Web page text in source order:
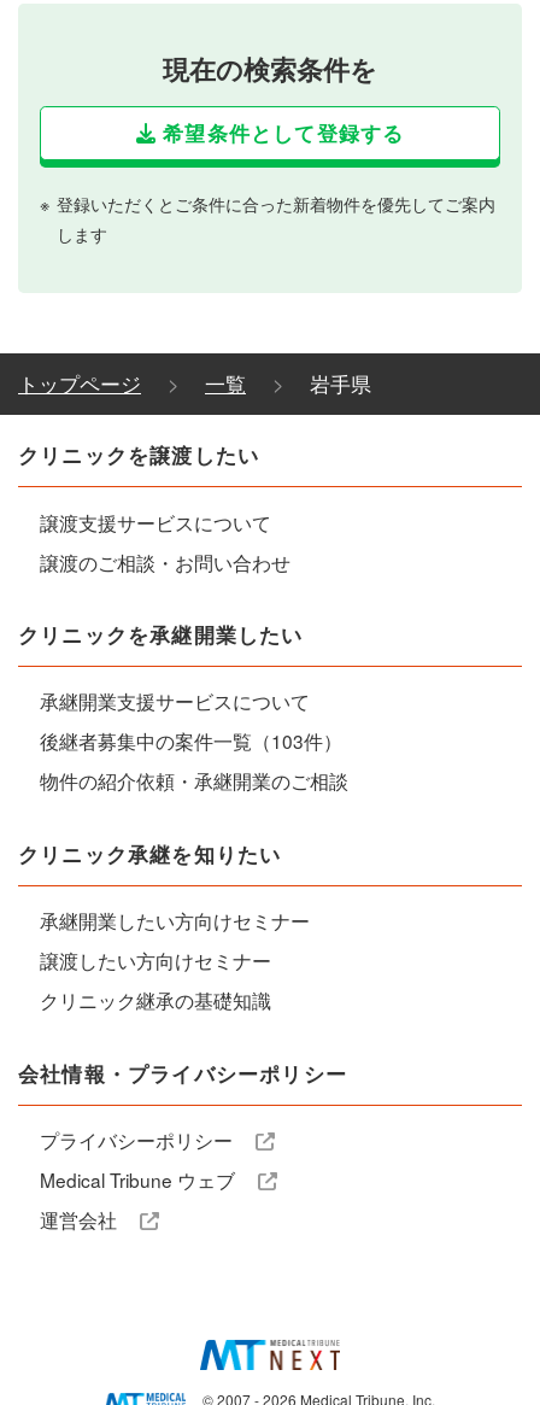
現在の検索条件を
希望条件として登録する
登録いただくとご条件に合った新着物件を優先してご案内
します
トップページ 一覧 岩手県
クリニックを譲渡したい
譲渡支援サービスについて
譲渡のご相談・お問い合わせ
クリニックを承継開業したい
承継開業支援サービスについて
後継者募集中の案件一覧（103件）
物件の紹介依頼・承継開業のご相談
クリニック承継を知りたい
承継開業したい方向けセミナー
譲渡したい方向けセミナー
クリニック継承の基礎知識
会社情報・プライバシーポリシー
プライバシーポリシー
Medical Tribune ウェブ
運営会社
© 2007 - 2026 Medical Tribune, Inc.